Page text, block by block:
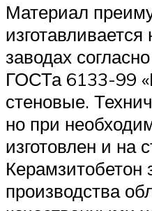
Материал
заводах
ГОСТа 6133-99
стеновые.
но при
изготовлен и на
Керамзитобетон
производства